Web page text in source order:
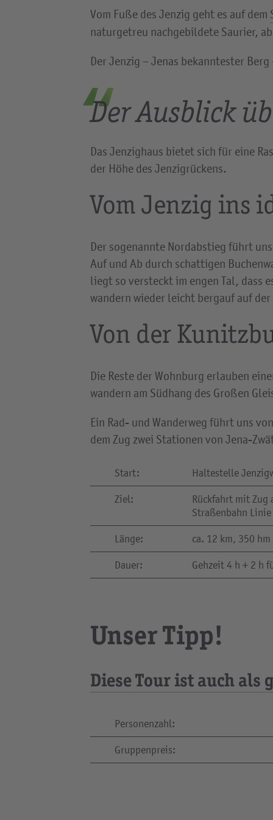
Vom Fuße des Jenzig geht es auf dem
naturgetreu nachgebildete Saurier,
Der Jenzig – Jenas bekanntester
Der Ausblick
Das Jenzighaus bietet sich für eine
der Höhe des Jenzigrückens.
Vom Jenzig ins
Der sogenannte Nordabstieg führt
Auf und Ab durch schattigen
liegt so versteckt im engen Tal, dass
wandern wieder leicht bergauf auf
Von der
Die Reste der Wohnburg erlauben
wandern am Südhang des Großen
Ein Rad- und Wanderweg führt uns
dem Zug zwei Stationen von Jena-
Start: Haltestelle
Ziel:
Rückfahrt mit Zug
Straßenbahn Linie
Länge: ca. 12 km, 350 hm
Dauer: Gehzeit 4 h + 2 h
Unser Tipp!
Diese Tour ist auch
Personenzahl:
Gruppenpreis: